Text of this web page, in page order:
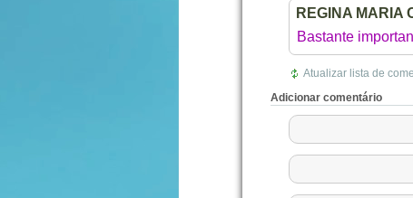
REGINA MARIA
Bastante
Atualizar lista de
Adicionar comentário